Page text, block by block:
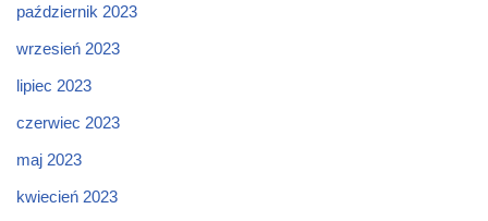
październik 2023
wrzesień 2023
lipiec 2023
czerwiec 2023
maj 2023
kwiecień 2023